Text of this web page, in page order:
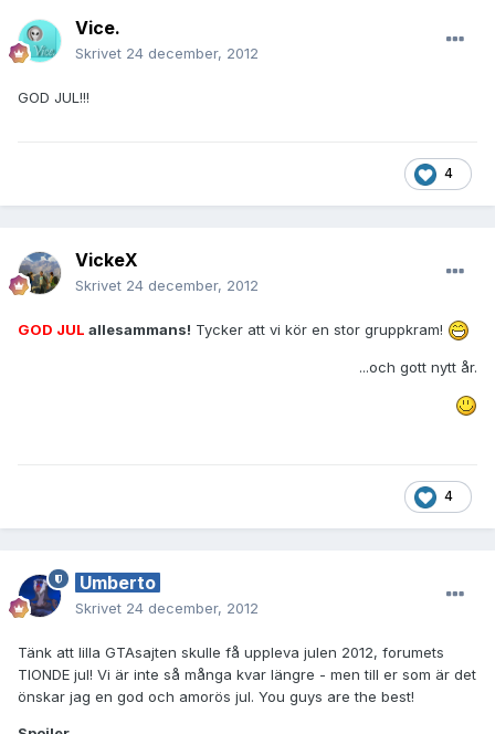
Vice.
Skrivet 24 december, 2012
GOD JUL!!!
4
VickeX
Skrivet 24 december, 2012
GOD JUL allesammans! Tycker att vi kör en stor gruppkram!
...och gott nytt år.
4
Umberto
Skrivet 24 december, 2012
Tänk att lilla GTAsajten skulle få uppleva julen 2012, forumets
TIONDE jul! Vi är inte så många kvar längre - men till er som är det
önskar jag en god och amorös jul. You guys are the best!